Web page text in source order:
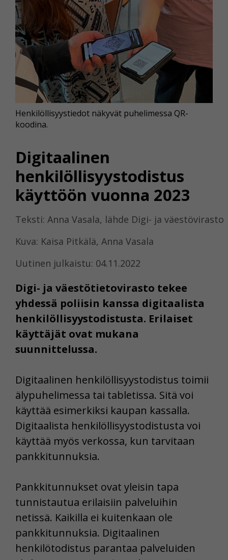
Digitaalinen
henkilöllisyystodistus
käyttöön vuonna 2023
Teksti: Anna Vasala, lähde Digi- ja väestövirasto
Kuva: Kaisa Pitkälä, Anna Vasala
Uutinen julkaistu: 04.11.2022
Digi- ja väestötietovirasto tekee
yhdessä poliisin kanssa digitaalista
henkilöllisyystodistusta. Erilaiset
käyttäjät ovat mukana
suunnittelussa.
Henkilöllisyystiedot näkyvät puhelimessa QR-
koodina.
Digitaalinen henkilöllisyystodistus toimii
älypuhelimessa tai tabletissa. Sitä voi
käyttää esimerkiksi kaupan kassalla.
Digitaalista henkilöllisyystodistusta voi
käyttää myös verkossa, kun tarvitaan
pankkitunnuksia.
Pankkitunnukset ovat yleisin tapa
tunnistautua erilaisiin palveluihin
netissä. Kaikilla ei kuitenkaan ole
pankkitunnuksia. Digitaalinen
henkilötodistus parantaa palveluiden